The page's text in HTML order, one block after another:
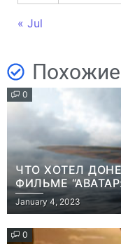
« Jul
0
ЧТО ХОТЕЛ
ФИЛЬМЕ
January 4, 2023
0